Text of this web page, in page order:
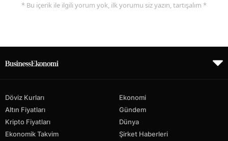
* Bu içerik ile ilgili yorum yok, ilk yorumu siz yazın, tartışalım *
Döviz Kurları
Altın Fiyatları
Kripto Fiyatları
Ekonomik Takvim
Ekonomi
Gündem
Dünya
Şirket Haberleri